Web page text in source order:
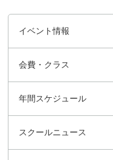
イベント情報
会費・クラス
年間スケジュール
スクールニュース